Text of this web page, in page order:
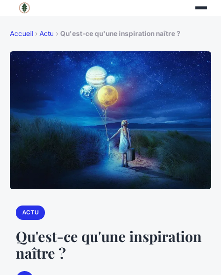
Accueil › Actu › Qu'est-ce qu'une inspiration naître ?
ACTU
Qu'est-ce qu'une inspiration
naître ?